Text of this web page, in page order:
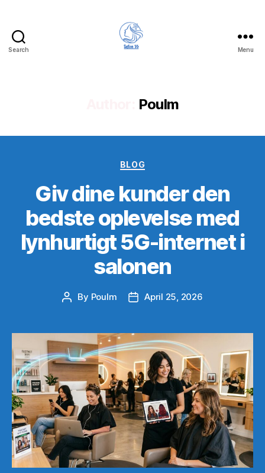
Search Menu
Poulm
Categories
BLOG
Giv dine kunder den
bedste oplevelse med
lynhurtigt 5G-internet i
salonen
Post
By Poulm
PostApril 25, 2026